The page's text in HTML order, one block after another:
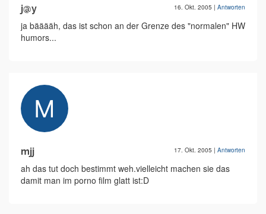
j@y 16. Okt. 2005 | Antworten
ja bääääh, das ist schon an der Grenze des "normalen" HW
humors...
mjj 17. Okt. 2005 | Antworten
ah das tut doch bestimmt weh.vielleicht machen sie das
damit man im porno film glatt ist:D